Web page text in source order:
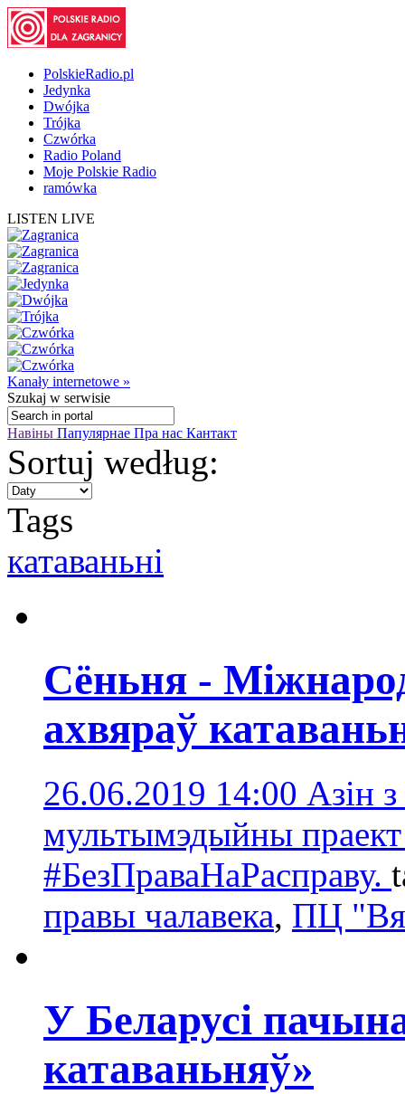
PolskieRadio.pl
Jedynka
Dwójka
Trójka
Czwórka
Radio Poland
Moje Polskie Radio
ramówka
LISTEN LIVE
Kanały internetowe »
Szukaj w serwisie
Навіны Папулярнае Пра нас Кантакт
Sortuj według:
Tags
катаваньні
Сёньня -
ахвяраў
26.06.2019 14:00 Азін
мультымэдыйны
#БезПраваНаРасправу.
правы чалавека, ПЦ
У Беларусі
катаваньняў»